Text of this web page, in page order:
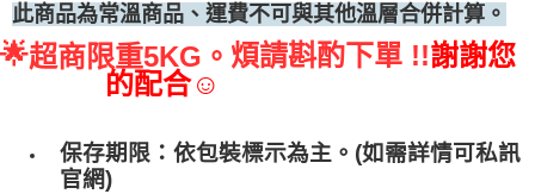
此商品為常溫商品、運費不可與其他溫層合併計算。
🌟超商限重5KG。 煩請斟酌下單 !!謝謝您
的配合☺
保存期限：依包裝標示為主。(如需詳情可私訊
官網)